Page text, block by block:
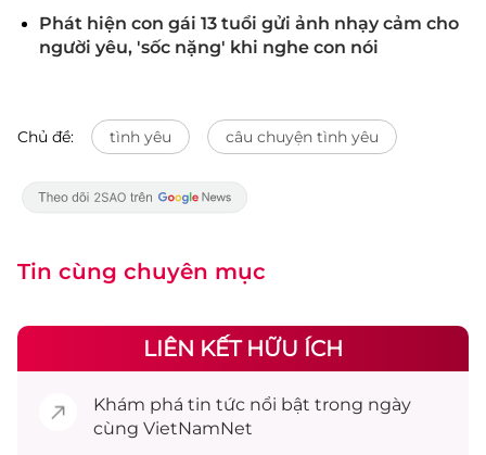
Phát hiện con gái 13 tuổi gửi ảnh nhạy cảm cho
người yêu, 'sốc nặng' khi nghe con nói
Chủ đề: tình yêu câu chuyện tình yêu
Tin cùng chuyên mục
LIÊN KẾT HỮU ÍCH
Khám phá tin tức nổi bật trong ngày
cùng VietNamNet